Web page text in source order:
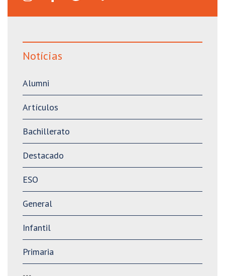
Notícias
Alumni
Artículos
Bachillerato
Destacado
ESO
General
Infantil
Primaria